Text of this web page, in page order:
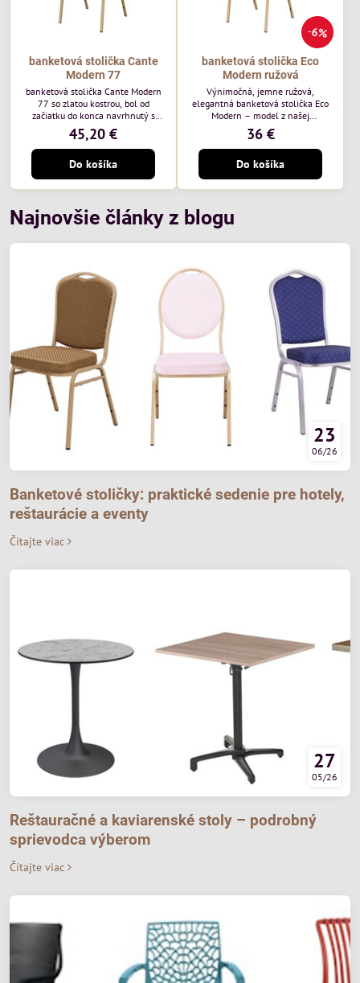
banketová stolička Cante
Modern 77
banketová stolička Cante Modern
77 so zlatou kostrou, bol od
začiatku do konca navrhnutý s
ohľadom na elegantné a
sofistikované priestory pre
pohostinstvá. Má zlatý rám a
čalúnenie Moss 07 od poľskej
značky Davis – béžová farba s
mäkkým povrchom je ideálna do
kombinuje klasický dizajn s
modernou funkčnosťou. Je odolná,
45,20 €
Do košíka
6%
banketová stolička Eco
Modern ružová
Výnimočná, jemne ružová,
elegantná banketová stolička Eco
Modern – model z našej
ekonomicky výhodnej rady. Táto
nová verzia je ešte lepšie
prispôsobená potrebám moderných
pohostinských priestorov, ako sú
hotely a reštaurácie. Medzi jej
charakteristické znaky patrí
gramážou 210 g/m2, odolný
oceľový rám, stohovateľný až 19
36 €
Do košíka
Najnovšie články z blogu
23
06/26
Banketové stoličky: praktické sedenie pre hotely,
reštaurácie a eventy
Čítajte viac
27
05/26
Reštauračné a kaviarenské stoly – podrobný
sprievodca výberom
Čítajte viac